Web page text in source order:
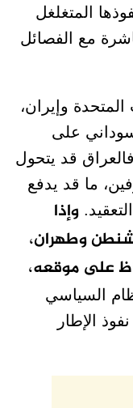
المتغلغل
مع الفصائل
وإيران،
على
قد يتحول
ما قد يدفع
وإذا
وطهران،
على موقعه،
السياسي
الإطار